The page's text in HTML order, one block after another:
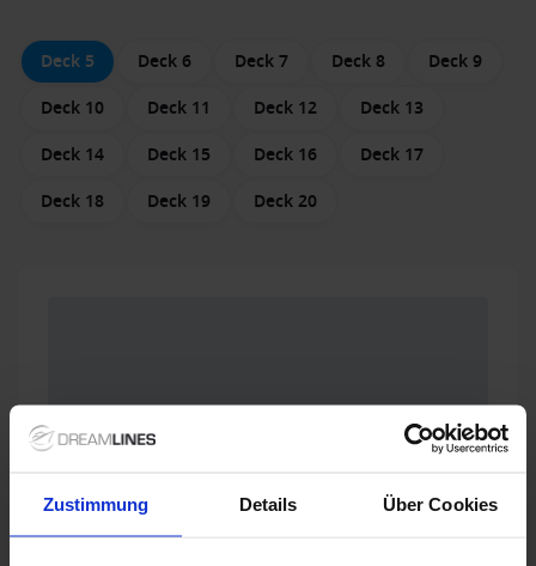
Zustimmung Details Über Cookies
Deck 5 Deck 6 Deck 7 Deck 8
Deck 9
Deck 10
Deck 11 Deck 12
Deck 13
Deck 14
Deck 15 Deck 16
Deck 17
Deck 18
Deck 19 Deck 20